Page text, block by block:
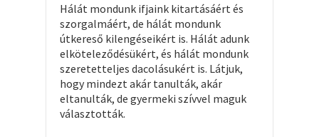
Hálát mondunk ifjaink kitartásáért és
szorgalmáért, de hálát mondunk
útkereső kilengéseikért is. Hálát adunk
elköteleződésükért, és hálát mondunk
szeretetteljes dacolásukért is. Látjuk,
hogy mindezt akár tanulták, akár
eltanulták, de gyermeki szívvel maguk
választották.